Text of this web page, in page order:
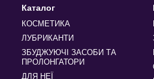
Каталог
КОСМЕТИКА
ЛУБРИКАНТИ
ЗБУДЖУЮЧІ ЗАСОБИ ТА
ПРОЛОНГАТОРИ
ДЛЯ НЕЇ